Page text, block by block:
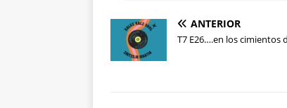
ANTERIOR
T7 E26….en los cimientos